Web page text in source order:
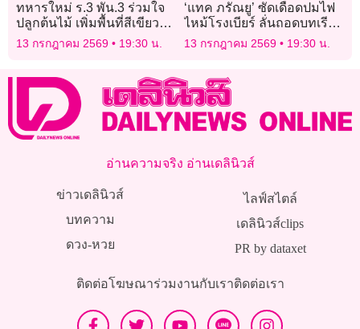
ทหารใหม่ ร.3 พัน.3 ร่วมใจ
ปลูกต้นไม้ เพิ่มพื้นที่สีเขียว
สร้างร่มเงาส่งต่อสู่รุ่นน้อง
13 กรกฎาคม 2569 19:30 น.
‘แทค ภรัณยู’ ซัดเดือดปมไฟ
ไหม้โรงเบียร์ ลั่นถอดบทเรียน
แล้วช่วยถอดกลอนประตูให้
พวกเราด้วย!
13 กรกฎาคม 2569 19:30 น.
อ่านความจริง อ่านเดลินิวส์
ข่าวเดลินิวส์
บทความ
ดวง-หวย
ไลฟ์สไตล์
เดลินิวส์clips
PR by dataxet
ติดต่อโฆษณาร่วมงานกับเราติดต่อเรา